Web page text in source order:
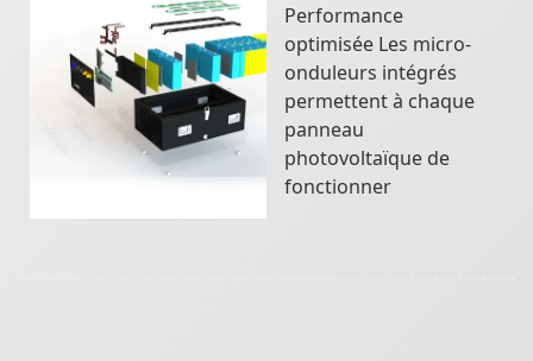
Performance
optimisée Les micro-
onduleurs intégrés
permettent à chaque
panneau
photovoltaïque de
fonctionner